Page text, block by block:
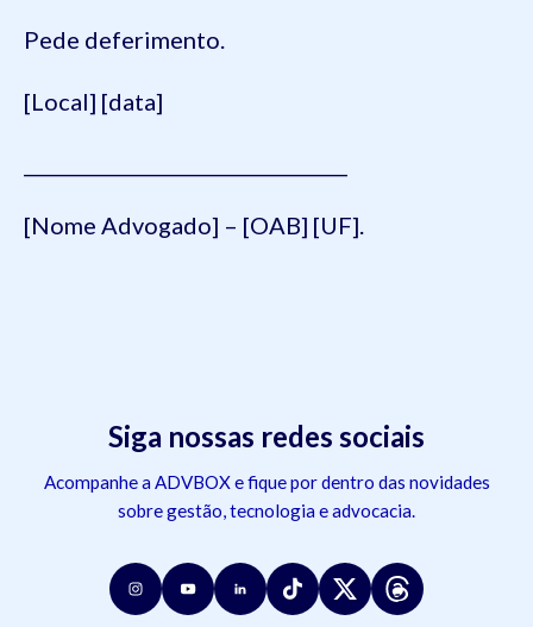
Pede deferimento.
[Local] [data]
[Nome Advogado] – [OAB] [UF].
Siga nossas redes sociais
Acompanhe a ADVBOX e fique por dentro das novidades
sobre gestão, tecnologia e advocacia.